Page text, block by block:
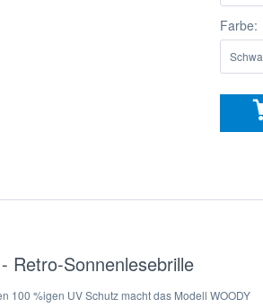
Farbe:
Retro-Sonnenlesebrille
100 %igen UV Schutz macht das Modell WOODY